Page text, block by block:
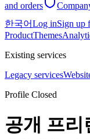
and orders
한국어Log inSign up
ProductThemes
Existing services
Legacy services
Profile Closed
공개 프리